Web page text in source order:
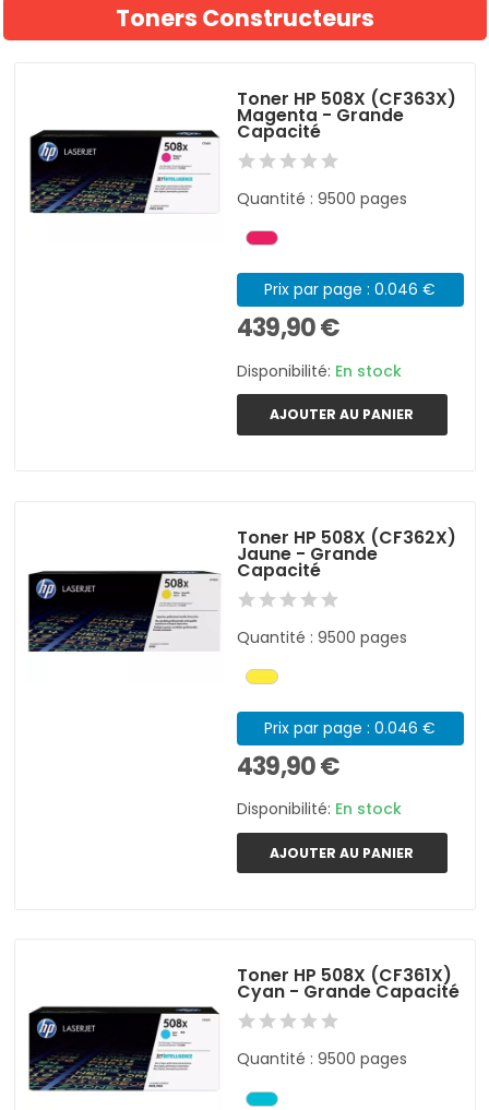
Toners Constructeurs
Toner HP 508X (CF363X)
Magenta - Grande
Capacité
Quantité : 9500 pages
Prix par page : 0.046 €
439,90 €
Disponibilité: En stock
AJOUTER AU PANIER
Toner HP 508X (CF362X)
Jaune - Grande
Capacité
Quantité : 9500 pages
Prix par page : 0.046 €
439,90 €
Disponibilité: En stock
AJOUTER AU PANIER
Toner HP 508X (CF361X)
Cyan - Grande Capacité
Quantité : 9500 pages